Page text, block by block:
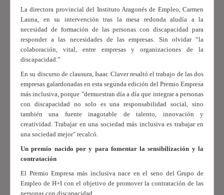
La directora provincial del Instituto Aragonés de Empleo, Carmen
Launa, en su intervención tras la mesa redonda aludía a la
necesidad de formación de las personas con discapacidad para
responder a las necesidades de las empresas. Sin olvidar “la
colaboración, vital, entre empresas y organizaciones de la
discapacidad.”
En su discurso de clausura, Isaac Claver resaltó el trabajo de las dos
empresas galardonadas en esta segunda edición del Premio Empresa
más inclusiva, porque "demuestran día a día que integrar a personas
con discapacidad no solo es una responsabilidad social, sino
también una fuente inagotable de talento, innovación y
creatividad. Trabajar en una sociedad más inclusiva es trabajar en
una sociedad mejor" recalcó.
Un premio nacido por y para fomentar la sensibilización y la
contratación
El Premio Empresa más inclusiva nace en el seno del Grupo de
Empleo de H+I con el objetivo de promover la contratación de las
personas con discapacidad.